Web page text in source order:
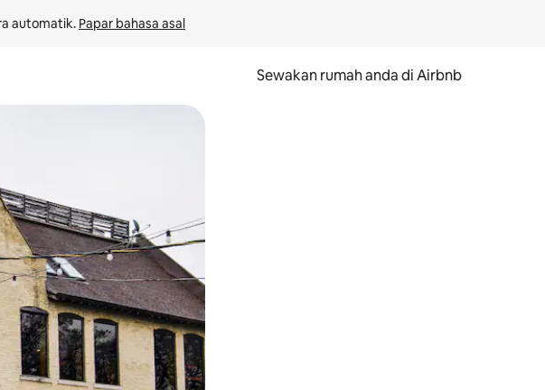
automatik. Papar bahasa asal
Sewakan rumah anda di Airbnb
sentuhan atau gerak leret.